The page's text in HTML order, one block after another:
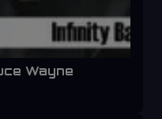
Wayne